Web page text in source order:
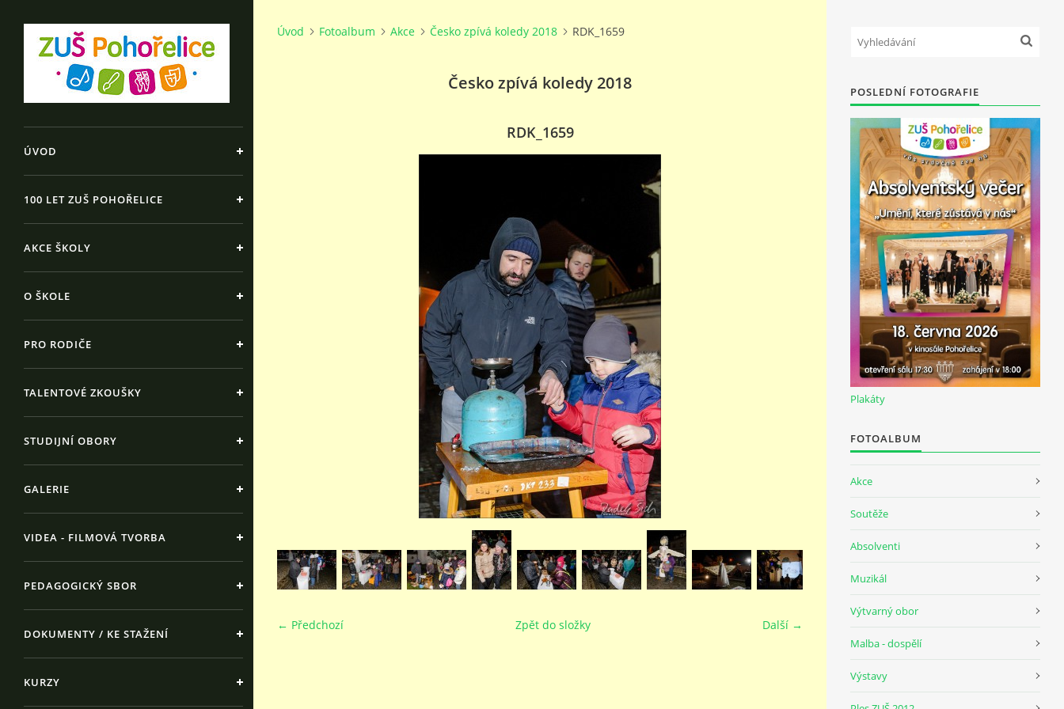
ÚVOD
100 LET ZUŠ POHOŘELICE
AKCE ŠKOLY
O ŠKOLE
PRO RODIČE
TALENTOVÉ ZKOUŠKY
STUDIJNÍ OBORY
GALERIE
VIDEA - FILMOVÁ TVORBA
PEDAGOGICKÝ SBOR
DOKUMENTY / KE STAŽENÍ
KURZY
Úvod Fotoalbum Akce Česko zpívá koledy 2018 RDK_1659
Česko zpívá koledy 2018
RDK_1659
← Předchozí Další →
Zpět do složky
POSLEDNÍ FOTOGRAFIE
Plakáty
FOTOALBUM
Akce
Soutěže
Absolventi
Muzikál
Výtvarný obor
Malba - dospělí
Výstavy